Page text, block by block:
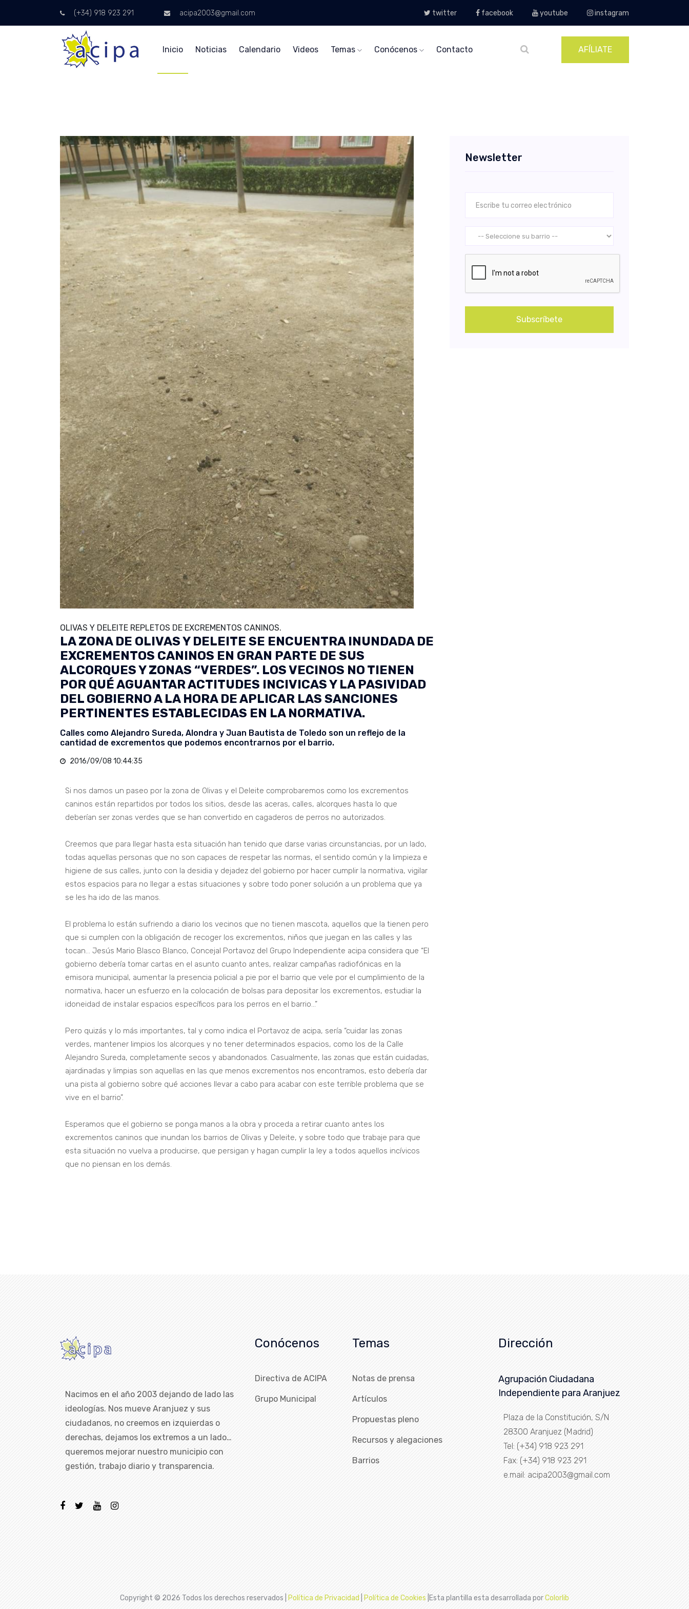
(+34) 918 923 291 acipa2003@gmail.com twitter facebook youtube instagram
Inicio Noticias Calendario Videos Temas Conócenos Contacto AFÍLIATE
OLIVAS Y DELEITE REPLETOS DE EXCREMENTOS CANINOS.
LA ZONA DE OLIVAS Y DELEITE SE ENCUENTRA INUNDADA DE
EXCREMENTOS CANINOS EN GRAN PARTE DE SUS
ALCORQUES Y ZONAS “VERDES”. LOS VECINOS NO TIENEN
POR QUÉ AGUANTAR ACTITUDES INCIVICAS Y LA PASIVIDAD
DEL GOBIERNO A LA HORA DE APLICAR LAS SANCIONES
PERTINENTES ESTABLECIDAS EN LA NORMATIVA.
Calles como Alejandro Sureda, Alondra y Juan Bautista de Toledo son un reflejo de la
cantidad de excrementos que podemos encontrarnos por el barrio.
2016/09/08 10:44:35
Si nos damos un paseo por la zona de Olivas y el Deleite comprobaremos como los excrementos
caninos están repartidos por todos los sitios, desde las aceras, calles, alcorques hasta lo que
deberían ser zonas verdes que se han convertido en cagaderos de perros no autorizados.
Creemos que para llegar hasta esta situación han tenido que darse varias circunstancias, por un lado,
todas aquellas personas que no son capaces de respetar las normas, el sentido común y la limpieza e
higiene de sus calles, junto con la desidia y dejadez del gobierno por hacer cumplir la normativa, vigilar
estos espacios para no llegar a estas situaciones y sobre todo poner solución a un problema que ya
se les ha ido de las manos.
El problema lo están sufriendo a diario los vecinos que no tienen mascota, aquellos que la tienen pero
que si cumplen con la obligación de recoger los excrementos, niños que juegan en las calles y las
tocan… Jesús Mario Blasco Blanco, Concejal Portavoz del Grupo Independiente acipa considera que “El
gobierno debería tomar cartas en el asunto cuanto antes, realizar campañas radiofónicas en la
emisora municipal, aumentar la presencia policial a pie por el barrio que vele por el cumplimiento de la
normativa, hacer un esfuerzo en la colocación de bolsas para depositar los excrementos, estudiar la
idoneidad de instalar espacios específicos para los perros en el barrio…”
Pero quizás y lo más importantes, tal y como indica el Portavoz de acipa, sería “cuidar las zonas
verdes, mantener limpios los alcorques y no tener determinados espacios, como los de la Calle
Alejandro Sureda, completamente secos y abandonados. Casualmente, las zonas que están cuidadas,
ajardinadas y limpias son aquellas en las que menos excrementos nos encontramos, esto debería dar
una pista al gobierno sobre qué acciones llevar a cabo para acabar con este terrible problema que se
vive en el barrio”.
Esperamos que el gobierno se ponga manos a la obra y proceda a retirar cuanto antes los
excrementos caninos que inundan los barrios de Olivas y Deleite, y sobre todo que trabaje para que
esta situación no vuelva a producirse, que persigan y hagan cumplir la ley a todos aquellos incívicos
que no piensan en los demás.
Newsletter
Subscríbete
Nacimos en el año 2003 dejando de lado las
ideologías. Nos mueve Aranjuez y sus
ciudadanos, no creemos en izquierdas o
derechas, dejamos los extremos a un lado…
queremos mejorar nuestro municipio con
gestión, trabajo diario y transparencia.
Conócenos
Directiva de ACIPA
Grupo Municipal
Temas
Notas de prensa
Artículos
Propuestas pleno
Recursos y alegaciones
Barrios
Dirección
Agrupación Ciudadana
Independiente para Aranjuez
Plaza de la Constitución, S/N
28300 Aranjuez (Madrid)
Tel: (+34) 918 923 291
Fax: (+34) 918 923 291
e.mail: acipa2003@gmail.com
Copyright © 2026 Todos los derechos reservados | Política de Privacidad Política de Cookies |Esta plantilla esta desarrollada porColorlib